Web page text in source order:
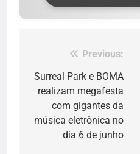
Navegação
de
Post
Previous:
Surreal Park e BOMA
realizam megafesta
com gigantes da
música eletrônica no
dia 6 de junho